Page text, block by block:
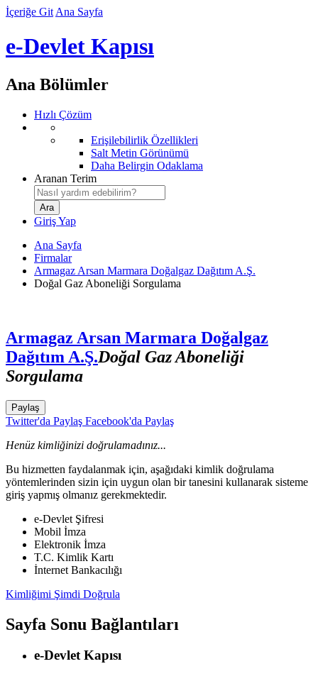
İçeriğe Git Ana Sayfa
e-Devlet Kapısı
Ana Bölümler
Hızlı Çözüm
Erişilebilirlik Özellikleri
Salt Metin Görünümü
Daha Belirgin Odaklama
Aranan Terim
Giriş Yap
Ana Sayfa
Firmalar
Armagaz Arsan Marmara Doğalgaz Dağıtım A.Ş.
Doğal Gaz Aboneliği Sorgulama
Armagaz Arsan Marmara Doğalgaz
Dağıtım A.Ş.Doğal Gaz Aboneliği
Sorgulama
Paylaş
Twitter'da Paylaş Facebook'da Paylaş
Henüz kimliğinizi doğrulamadınız...
Bu hizmetten faydalanmak için, aşağıdaki kimlik doğrulama
yöntemlerinden sizin için uygun olan bir tanesini kullanarak sisteme
giriş yapmış olmanız gerekmektedir.
e-Devlet Şifresi
Mobil İmza
Elektronik İmza
T.C. Kimlik Kartı
İnternet Bankacılığı
Kimliğimi Şimdi Doğrula
Sayfa Sonu Bağlantıları
e-Devlet Kapısı